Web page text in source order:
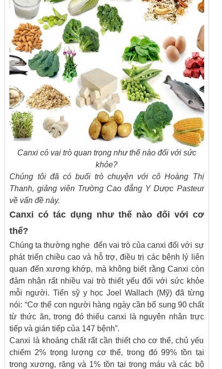
Canxi có vai trò quan trọng như thế nào đối với sức
khỏe?
Chúng tôi đã có buổi trò chuyện với cô Hoàng Thị
Thanh, giảng viên Trường Cao đẳng Y Dược Pasteur
về vấn đề này.
Canxi có tác dụng như thế nào đối với cơ
thể?
Chúng ta thường nghe đến vai trò của canxi đối với sự
phát triển chiều cao và hỗ trợ, điều trị các bệnh lý liên
quan đến xương khớp, mà không biết rằng Canxi còn
đảm nhận rất nhiều vai trò thiết yếu đối với sức khỏe
mỗi người. Tiến sỹ y học Joel Wallach (Mỹ) đã từng
nói: “Cơ thể con người hàng ngày cần bổ sung 90 chất
từ thức ăn, trong đó thiếu canxi là nguyên nhân trực
tiếp và gián tiếp của 147 bệnh”.
Canxi là khoáng chất rất cần thiết cho cơ thể, chủ yếu
chiếm 2% trọng lượng cơ thể, trong đó 99% tồn tại
trong xương, răng và 1% tồn tại trong máu và các bộ